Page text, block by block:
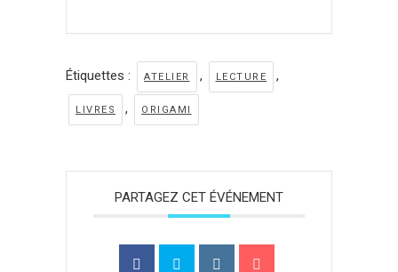
Étiquettes : ATELIER , LECTURE ,
LIVRES , ORIGAMI
PARTAGEZ CET ÉVÉNEMENT